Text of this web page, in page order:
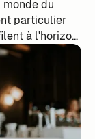
du
particulier
à l'horizon
des
de
travail
la